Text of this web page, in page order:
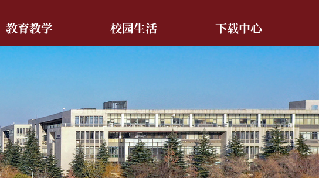
教育教学 校园生活 下载中心